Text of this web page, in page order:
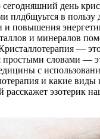
день
плдбщуьтся в пользу
и повышения
и минералов
— это
простыми словами —
с
и какие виды
эзотерик